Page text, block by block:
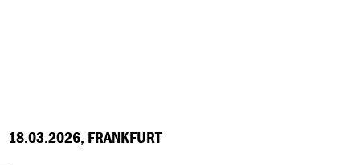
18.03.2026, FRANKFURT